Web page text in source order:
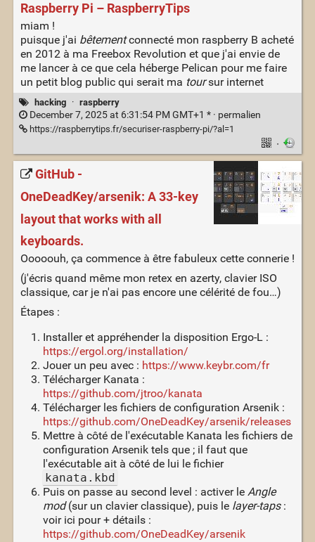
Raspberry Pi – RaspberryTips
miam !
puisque j'ai bêtementconnecté mon raspberry B acheté
en 2012 à ma Freebox Revolution et que j'ai envie de
me lancer à ce que cela héberge Pelican pour me faire
un petit blog public qui serait ma toursur internet
hacking · raspberry
December 7, 2025 at 6:31:54 PM GMT+1 * · permalien
https://raspberrytips.fr/securiser-raspberry-pi/?al=1
·
GitHub -
OneDeadKey/arsenik: A 33-key
layout that works with all
keyboards.
Ooooouh, ça commence à être fabuleux cette connerie !
(j'écris quand même mon retex en azerty, clavier ISO
classique, car je n'ai pas encore une célérité de fou…)
Étapes :
Installer et appréhender la disposition Ergo-L :
https://ergol.org/installation/
Jouer un peu avec : https://www.keybr.com/fr
Télécharger Kanata :
https://github.com/jtroo/kanata
Télécharger les fichiers de configuration Arsenik :
https://github.com/OneDeadKey/arsenik/releases
Mettre à côté de l'exécutable Kanata les fichiers de
configuration Arsenik tels que ; il faut que
l'exécutable ait à côté de lui le fichier
kanata.kbd
Puis on passe au second level : activer le Angle
mod(sur un clavier classique), puis le layer-taps:
voir ici pour + détails :
https://github.com/OneDeadKey/arsenik